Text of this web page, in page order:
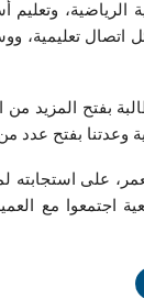
تعليمية،
بفتح المزيد
وعدتنا بفتح عدد
اجتمعوا مع